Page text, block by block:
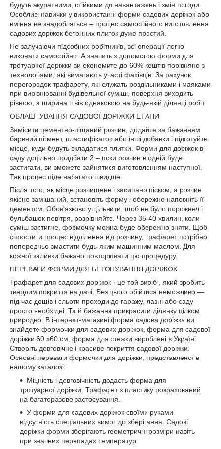
будуть акуратними, стійкими до навантажень і змін погоди.
Особливі навички у використанні форми садових доріжок або
вміння не знадобляться – процес самостійного виготовлення
садових доріжок бетонних плиток дуже простий.
Не залучаючи підсобних робітників, всі операції легко
виконати самостійно. А значить з допомогою форми для
тротуарної доріжки ви економите до 60% коштів порівняно з
технологіями, які вимагають участі фахівців. За рахунок
перегородок трафарету, які служать роздільниками і маяками
при вирівнюванні будівельної суміші, поверхня виходить
рівною, а ширина швів однаковою на будь-якій ділянці робіт.
ОБЛАШТУВАННЯ САДОВОЇ ДОРІЖКИ ЕТАПИ
Замісити цементно-піщаний розчин, додайте за бажанням
барвний пігмент, пластифікатор або інші добавки і підготуйте
місце, куди будуть вкладатися плитки. Форми для доріжок в
саду доцільно придбати 2 – поки розчин в одній буде
застигати, ви зможете зайнятися виготовленням наступної.
Так процес піде набагато швидше.
Після того, як місце розчищене і засипано піском, а розчин
якісно замішаний, встановіть форму і обережно наповніть її
цементом. Обов'язково ущільнити, щоб не було порожнеч і
бульбашок повітря, розрівняйте. Через 35-40 хвилин, коли
суміш застигне, формочку можна буде обережно зняти. Щоб
спростити процес відділення від розчину, трафарет потрібно
попередньо змастити будь-яким машинним маслом. Для
кожної заливки бажано повторювати цю процедуру.
ПЕРЕВАГИ ФОРМИ ДЛЯ БЕТОНУВАННЯ ДОРІЖОК
Трафарет для садових доріжок - це той виріб , який зробить
твердим покриття на дачі. Без цього обійтися неможливо —
під час дощів і сльоти проходи до гаражу, лазні або саду
просто необхідні. Та й бажання прикрасити ділянку цілком
природно. В інтернет-магазині форма садова доріжка ви
знайдете формочки для садових доріжок, форма для садової
доріжки 60 х60 см, форма для стежки вироблені в Україні.
Створіть довговічне і красиве покриття садової доріжки.
Основні переваги формочки для доріжки, представленої в
нашому каталозі:
Міцність і довговічність додасть форма для
тротуарної доріжки. Трафарет з пластику розрахований
на багаторазове застосування.
У форми для садових доріжок своїми руками
відсутність спеціальних вимог до зберігання. Садові
доріжки форми зберігають геометричні розміри навіть
при значних перепадах температур.